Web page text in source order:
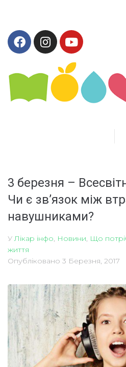
3 березня –
Чи є зв’язок між
навушниками?
У Лікар інфо Новини Що
життя
Опубліковано 3 Березня, 2017